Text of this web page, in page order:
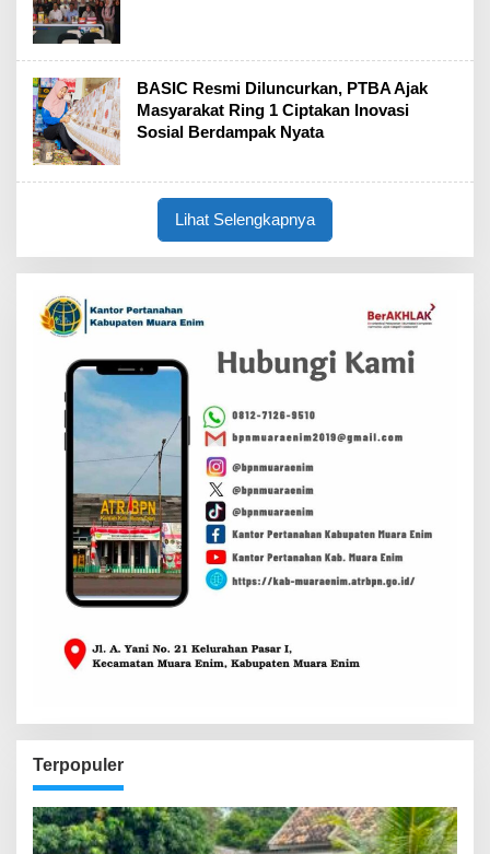
BASIC Resmi Diluncurkan, PTBA Ajak
Masyarakat Ring 1 Ciptakan Inovasi
Sosial Berdampak Nyata
Lihat Selengkapnya
Terpopuler